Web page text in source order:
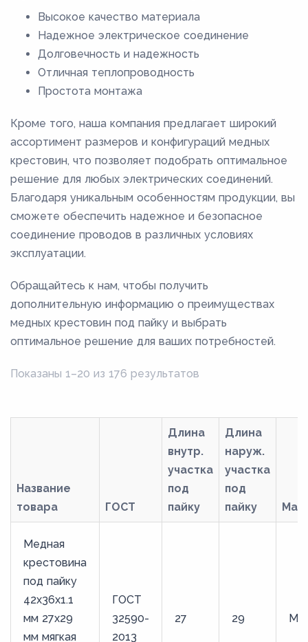
Высокое качество материала
Надежное электрическое соединение
Долговечность и надежность
Отличная теплопроводность
Простота монтажа
Кроме того, наша компания предлагает широкий
ассортимент размеров и конфигураций медных
крестовин, что позволяет подобрать оптимальное
решение для любых электрических соединений.
Благодаря уникальным особенностям продукции, вы
сможете обеспечить надежное и безопасное
соединение проводов в различных условиях
эксплуатации.
Обращайтесь к нам, чтобы получить
дополнительную информацию о преимуществах
медных крестовин под пайку и выбрать
оптимальное решение для ваших потребностей.
Показаны 1–20 из 176 результатов
Название
товара
ГОСТ
Длина
внутр.
участка
под
пайку
Длина
наруж.
участка
под
пайку
Медная
крестовина
под пайку
42х36х1.1
мм 27х29
мм мягкая
ГОСТ
32590-
2013
27 29